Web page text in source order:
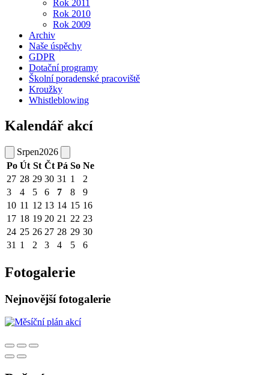
Rok 2011
Rok 2010
Rok 2009
Archiv
Naše úspěchy
GDPR
Dotační programy
Školní poradenské pracoviště
Kroužky
Whistleblowing
Kalendář akcí
Srpen2026
Po Út St Čt Pá So Ne
27 28 29 30 31 1
2
3
4 5 6 7 8
9
10 11 12 13 14 15 16
17 18 19 20 21 22 23
24 25 26 27 28 29 30
31 1 2 3 4 5 6
Fotogalerie
Nejnovější fotogalerie